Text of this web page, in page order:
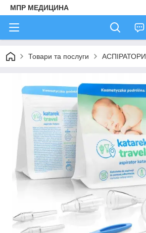
МПР МЕДИЦИНА
Товари та послуги АСПІРАТОРИ